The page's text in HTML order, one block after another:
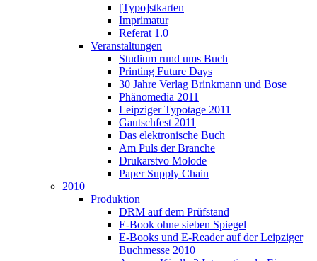
[Typo]stkarten
Imprimatur
Referat 1.0
Veranstaltungen
Studium rund ums Buch
Printing Future Days
30 Jahre Verlag Brinkmann und Bose
Phänomedia 2011
Leipziger Typotage 2011
Gautschfest 2011
Das elektronische Buch
Am Puls der Branche
Drukarstvo Molode
Paper Supply Chain
2010
Produktion
DRM auf dem Prüfstand
E-Book ohne sieben Spiegel
E-Books und E-Reader auf der Leipziger
Buchmesse 2010